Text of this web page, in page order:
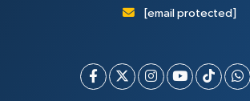
[email protected]